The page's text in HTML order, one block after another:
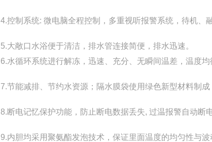
4.控制系统: 微电脑全程控制，多重视听报警系统，待机、
5.大敞口水浴便于清洁，排水管连接简便，排水迅速。
6.水循环系统进行解冻，迅速、充分、无瞬间温差，温度
7.节能减排、节约水资源；隔水膜袋使用绿色新型材料制
8.断电记忆保护功能，防止断电数据丢失, 过温报警自动断
9.内胆均采用聚氨酯发泡技术，保证里面温度的均匀性与波